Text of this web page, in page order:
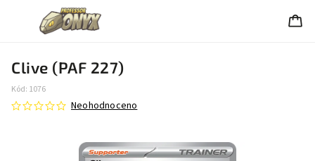
Clive (PAF 227)
Kód: 1076
Neohodnoceno